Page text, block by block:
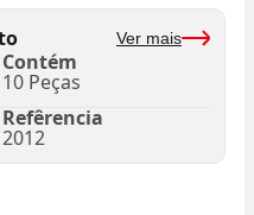
Ver mais
Contém
10 Peças
Refêrencia
2012